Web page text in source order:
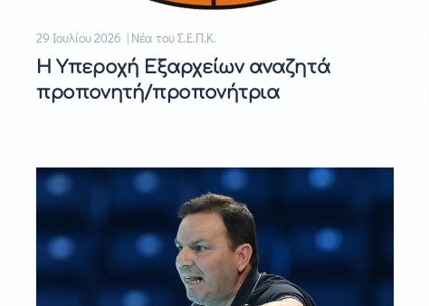
29 Ιουλίου 2026 | Νέα του Σ.Ε.Π.Κ.
Η Υπεροχή Εξαρχείων αναζητά
προπονητή/προπονήτρια